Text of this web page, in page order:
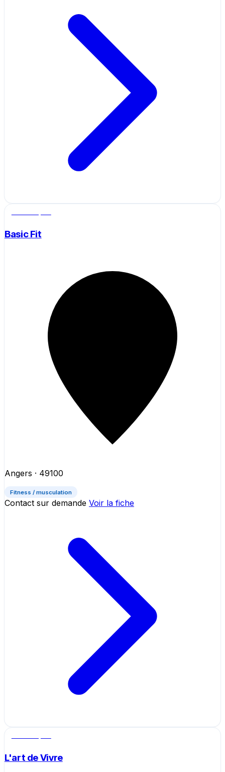
Basic Fit
Angers · 49100
Fitness / musculation
Contact sur demande Voir la fiche
L'art de Vivre